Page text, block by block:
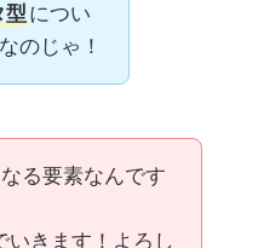
型 につい
のじゃ！
る要素なんです
いきます！よろし